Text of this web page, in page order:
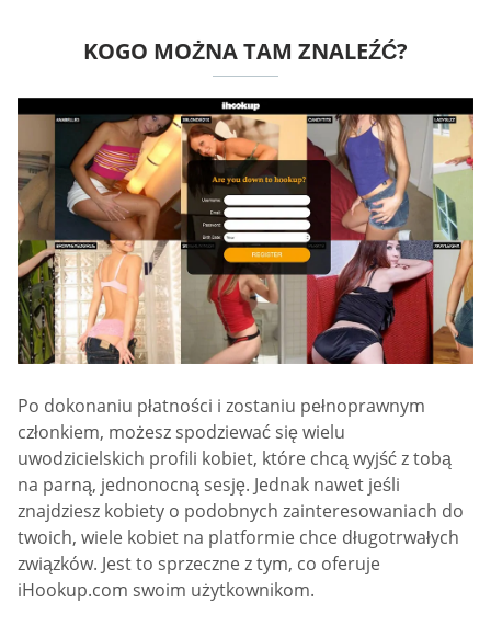
KOGO MOŻNA TAM ZNALEŹĆ?
Po dokonaniu płatności i zostaniu pełnoprawnym
członkiem, możesz spodziewać się wielu
uwodzicielskich profili kobiet, które chcą wyjść z tobą
na parną, jednonocną sesję. Jednak nawet jeśli
znajdziesz kobiety o podobnych zainteresowaniach do
twoich, wiele kobiet na platformie chce długotrwałych
związków. Jest to sprzeczne z tym, co oferuje
iHookup.com swoim użytkownikom.